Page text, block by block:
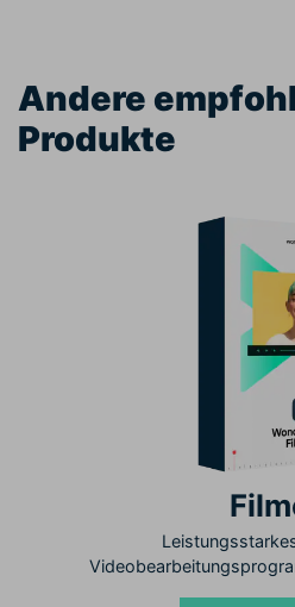
Andere
Produkte